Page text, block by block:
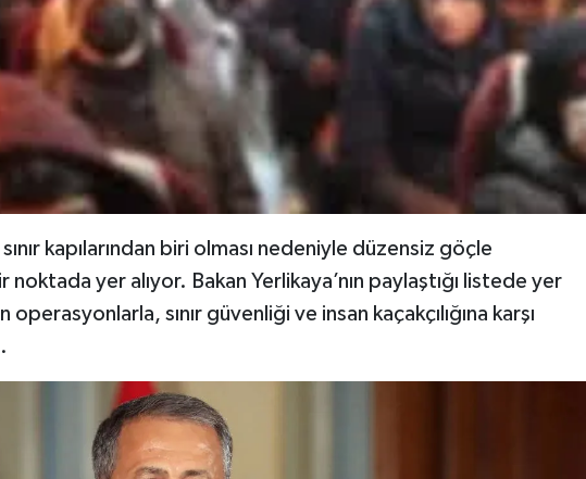
kapılarından biri olması nedeniyle düzensiz göçle
yer alıyor. Bakan Yerlikaya’nın paylaştığı listede yer
operasyonlarla, sınır güvenliği ve insan kaçakçılığına karşı